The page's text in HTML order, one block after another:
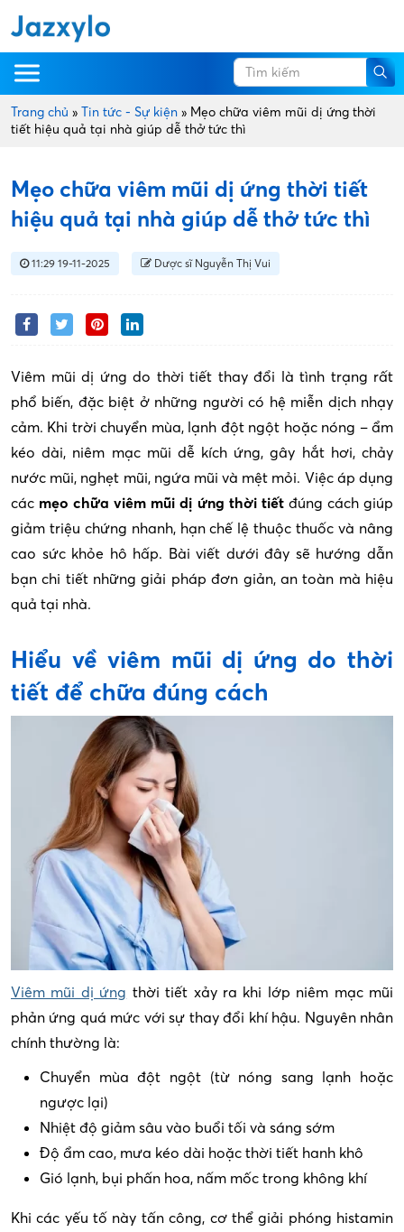
Trang chủ » Tin tức - Sự kiện » Mẹo chữa viêm mũi dị ứng thời
tiết hiệu quả tại nhà giúp dễ thở tức thì
Mẹo chữa viêm mũi dị ứng thời tiết
hiệu quả tại nhà giúp dễ thở tức thì
11:29 19-11-2025 Dược sĩ Nguyễn Thị Vui
Viêm mũi dị ứng do thời tiết thay đổi là tình trạng rất
phổ biến, đặc biệt ở những người có hệ miễn dịch nhạy
cảm. Khi trời chuyển mùa, lạnh đột ngột hoặc nóng – ẩm
kéo dài, niêm mạc mũi dễ kích ứng, gây hắt hơi, chảy
nước mũi, nghẹt mũi, ngứa mũi và mệt mỏi. Việc áp dụng
các mẹo chữa viêm mũi dị ứng thời tiếtđúng cách giúp
giảm triệu chứng nhanh, hạn chế lệ thuộc thuốc và nâng
cao sức khỏe hô hấp. Bài viết dưới đây sẽ hướng dẫn
bạn chi tiết những giải pháp đơn giản, an toàn mà hiệu
quả tại nhà.
Hiểu về viêm mũi dị ứng do thời
tiết để chữa đúng cách
Viêm mũi dị ứng thời tiết xảy ra khi lớp niêm mạc mũi
phản ứng quá mức với sự thay đổi khí hậu. Nguyên nhân
chính thường là:
Chuyển mùa đột ngột (từ nóng sang lạnh hoặc
ngược lại)
Nhiệt độ giảm sâu vào buổi tối và sáng sớm
Độ ẩm cao, mưa kéo dài hoặc thời tiết hanh khô
Gió lạnh, bụi phấn hoa, nấm mốc trong không khí
Khi các yếu tố này tấn công, cơ thể giải phóng histamin